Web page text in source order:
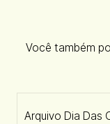
Você também
Arquivo Dia Das